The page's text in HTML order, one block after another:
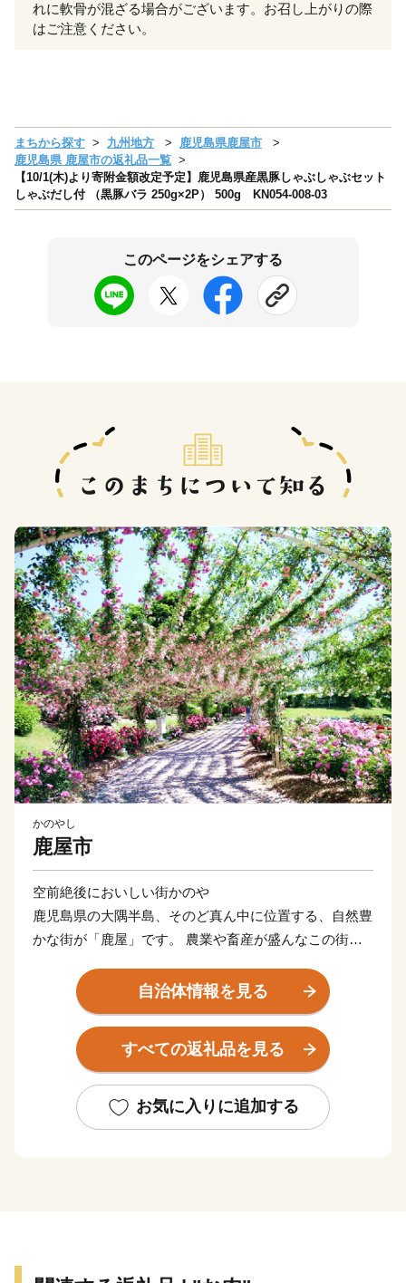
れに軟骨が混ざる場合がございます。お召し上がりの際
はご注意ください。
まちから探す 九州地方
鹿児島県鹿屋市
鹿児島県 鹿屋市の返礼品一覧
【10/1(木)より寄附金額改定予定】鹿児島県産黒豚しゃぶしゃぶセット
しゃぶだし付 （黒豚バラ 250g×2P） 500g KN054-008-03
このページをシェアする
かのやし
鹿屋市
空前絶後においしい街かのや
鹿児島県の大隅半島、そのど真ん中に位置する、自然豊
かな街が「鹿屋」です。 農業や畜産が盛んなこの街
「おいしい」ふるさと納税の返礼品があります。 ま
た、その暮らしやすさから、人口10万人以上の街で合計
特殊出生率１位、学校や病院も充実しているなど、暮ら
す場所としても、おいしい街です。 そんな豊かな自然
黒豚を中心とした農畜産物をお礼の特産品として提供い
たします。
自治体情報を見る
すべての返礼品を見る
お気に入りに追加する